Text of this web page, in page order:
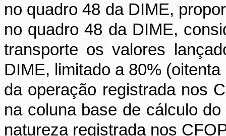
no quadro 48 da DIME,
no quadro 48 da DIME,
transporte os valores
DIME, limitado a 80%
da operação registrada nos
na coluna base de cálculo
natureza registrada nos